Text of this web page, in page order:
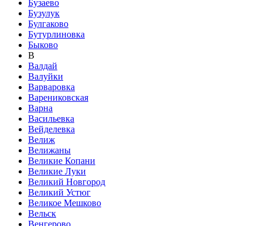
Бузаево
Бузулук
Булгаково
Бутурлиновка
Быково
В
Валдай
Валуйки
Варваровка
Варениковская
Варна
Васильевка
Вейделевка
Велиж
Велижаны
Великие Копани
Великие Луки
Великий Новгород
Великий Устюг
Великое Мешково
Вельск
Венгерово